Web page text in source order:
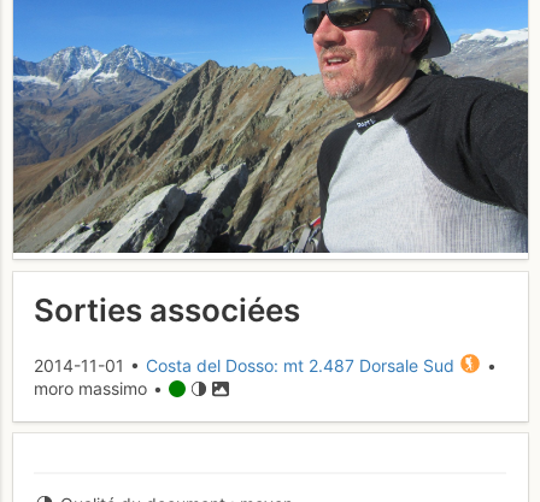
Sorties associées
2014-11-01 • Costa del Dosso: mt 2.487 Dorsale Sud
•
moro massimo •